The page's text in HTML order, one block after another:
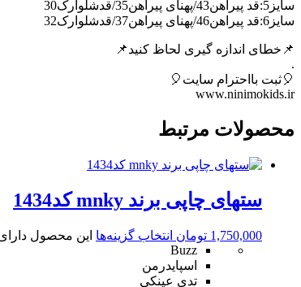
سایز5:قد پیراهن43/پهنای پیراهن35/قدشلوارک30
سایز6:قد پیراهن46/پهنای پیراهن37/قدشلوارک32
📌خطای اندازه گیری لحاظ کنید📌
.
🎈ثبت بااحترام سایت🎈
www.ninimokids.ir
محصولات مرتبط
ستهای چاپی برند mnky کد1434
1,750,000 تومان انتخاب گزینه‌ها این محصول
Buzz
اسپایدرمن
تدی عینکی